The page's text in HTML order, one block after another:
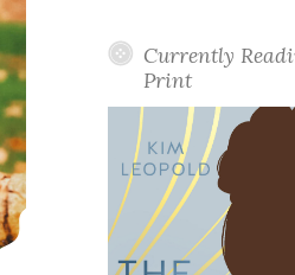
Currently
Print